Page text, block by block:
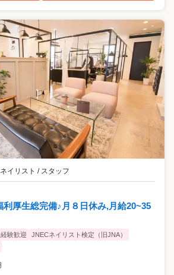
ネイリスト / スタッフ
厚生総完備♪月８日休み,月給20~35
験歓迎
JNECネイリスト検定（旧JNA）